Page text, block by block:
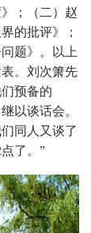
；（二）赵
的批评》；
题》。以上
。刘次箫先
预备的
以谈话会。
同人又谈了
点了。”